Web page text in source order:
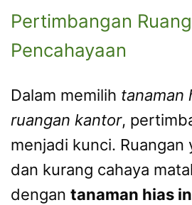
Pertimbangan
Pencahayaan
Dalam memilih tanaman
ruangan kantor,
menjadi kunci. Ruangan
dan kurang cahaya
dengan tanaman hias